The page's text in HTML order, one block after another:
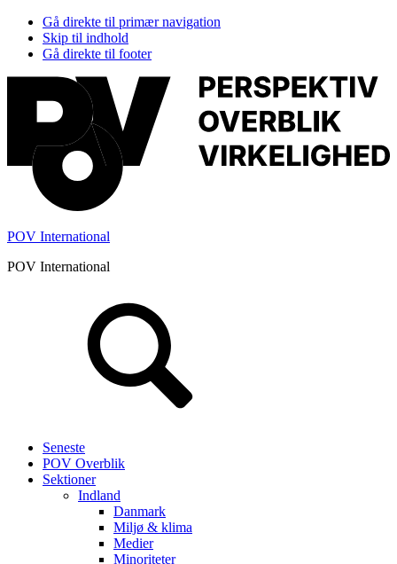
Gå direkte til primær navigation
Skip til indhold
Gå direkte til footer
POV International
POV International
Seneste
POV Overblik
Sektioner
Indland
Danmark
Miljø & klima
Medier
Minoriteter